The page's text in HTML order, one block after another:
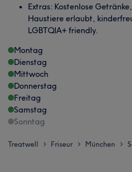
Extras: Kostenlose
Haustiere erlaubt,
LGBTQIA+ friendly.
Montag
Dienstag
Mittwoch
Donnerstag
Freitag
Samstag
Sonntag
Treatwell > Friseur > München >